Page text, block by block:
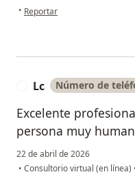
• en opinión del usuario D’M
Reportar
Lc Número de
Excelente
persona muy
22 de abril de 2026
• Consultorio virtual (en línea)